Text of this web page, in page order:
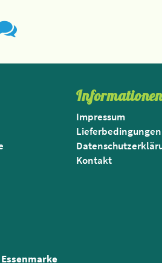
Impressum
Lieferbedingungen
Kontakt